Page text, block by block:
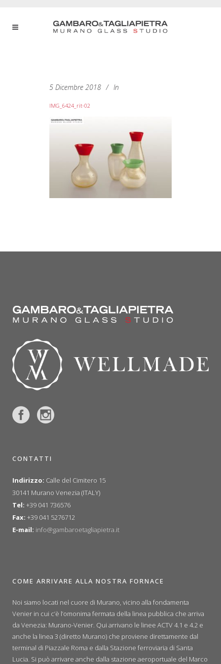
5 Dicembre 2018 In
IMG_6424_rit-02
CONTATTI
Indirizzo: Calle del Cimitero 15
30141 Murano Venezia (ITALY)
Tel: +39 041 736576
Fax: +39 041 5276712
E-mail: info@gambaroetagliapietra.it
COME ARRIVARE ALLA NOSTRA FORNACE
Noi siamo locati nel cuore di Murano, vicino alla fondamenta
Venier in cui c’è l’omonima fermata della linea pubblica che arriva
da Venezia: Murano-Venier. Qui arrivano le linee ACTV 4.1 e 4.2 e
anche la linea 3 (diretto Murano) che proviene direttamente dal
terminal di Piazzale Roma e dalla Stazione ferroviaria di Santa
Lucia. Si può arrivare anche dalla stazione aeroportuale del Marco